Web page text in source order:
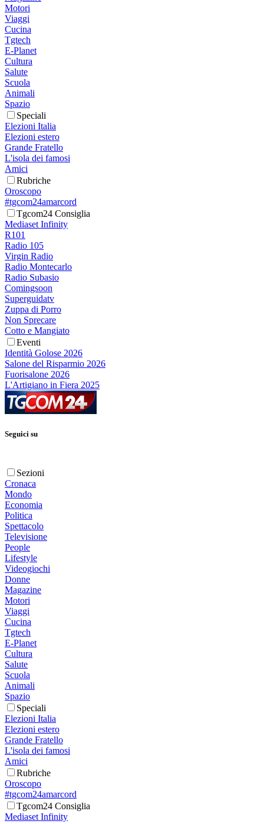
Motori
Viaggi
Cucina
Tgtech
E-Planet
Cultura
Salute
Scuola
Animali
Spazio
Speciali
Elezioni Italia
Elezioni estero
Grande Fratello
L'isola dei famosi
Amici
Rubriche
Oroscopo
#tgcom24amarcord
Tgcom24 Consiglia
Mediaset Infinity
R101
Radio 105
Virgin Radio
Radio Montecarlo
Radio Subasio
Comingsoon
Superguidatv
Zuppa di Porro
Non Sprecare
Cotto e Mangiato
Eventi
Identità Golose 2026
Salone del Risparmio 2026
Fuorisalone 2026
L'Artigiano in Fiera 2025
Seguici su
Sezioni
Cronaca
Mondo
Economia
Politica
Spettacolo
Televisione
People
Lifestyle
Videogiochi
Donne
Magazine
Motori
Viaggi
Cucina
Tgtech
E-Planet
Cultura
Salute
Scuola
Animali
Spazio
Speciali
Elezioni Italia
Elezioni estero
Grande Fratello
L'isola dei famosi
Amici
Rubriche
Oroscopo
#tgcom24amarcord
Tgcom24 Consiglia
Mediaset Infinity